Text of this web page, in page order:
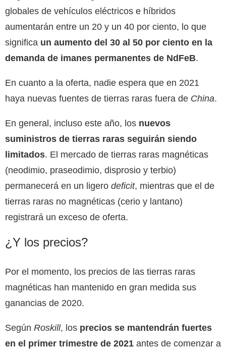
globales de vehículos eléctricos e híbridos
aumentarán entre un 20 y un 40 por ciento, lo que
significa un aumento del 30 al 50 por ciento en la
demanda de imanes permanentes de NdFeB.
En cuanto a la oferta, nadie espera que en 2021
haya nuevas fuentes de tierras raras fuera de China.
En general, incluso este año, los nuevos
suministros de tierras raras seguirán siendo
limitados. El mercado de tierras raras magnéticas
(neodimio, praseodimio, disprosio y terbio)
permanecerá en un ligero deficit, mientras que el de
tierras raras no magnéticas (cerio y lantano)
registrará un exceso de oferta.
¿Y los precios?
Por el momento, los precios de las tierras raras
magnéticas han mantenido en gran medida sus
ganancias de 2020.
Según Roskill, los precios se mantendrán fuertes
en el primer trimestre de 2021 antes de comenzar a